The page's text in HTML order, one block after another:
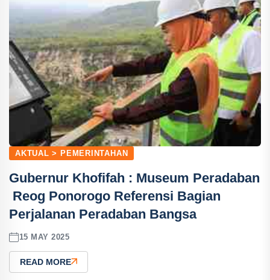
AKTUAL > PEMERINTAHAN
Gubernur Khofifah : Museum Peradaban
Reog Ponorogo Referensi Bagian
Perjalanan Peradaban Bangsa
15 MAY 2025
READ MORE